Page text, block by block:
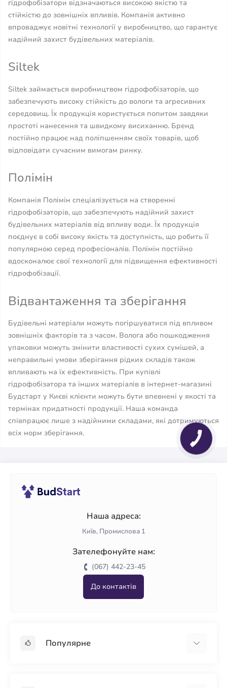
гідрофобізатори відзначаються високою якістю та
стійкістю до зовнішніх впливів. Компанія активно
впроваджує новітні технології у виробництво, що гарантує
надійний захист будівельних матеріалів.
Siltek
Siltek займається виробництвом гідрофобізаторів, що
забезпечують високу стійкість до вологи та агресивних
середовищ. Їх продукція користується попитом завдяки
простоті нанесення та швидкому висиханню. Бренд
постійно працює над поліпшенням своїх товарів, щоб
відповідати сучасним вимогам ринку.
Полімін
Компанія Полімін спеціалізується на створенні
гідрофобізаторів, що забезпечують надійний захист
будівельних матеріалів від впливу води. Їх продукція
поєднує в собі високу якість та доступність, що робить її
популярною серед професіоналів. Полімін постійно
вдосконалює свої технології для підвищення ефективності
гідрофобізації.
Відвантаження та зберігання
Будівельні матеріали можуть погіршуватися під впливом
зовнішніх факторів та з часом. Волога або пошкодження
упаковки можуть змінити властивості сухих сумішей, а
неправильні умови зберігання рідких складів також
впливають на їх ефективність. При купівлі
гідрофобізатора та інших матеріалів в інтернет-магазині
Будстарт у Києві клієнти можуть бути впевнені у якості та
термінах придатності продукції. Наша команда
співпрацює лише з надійними складами, які дотримуються
всіх норм зберігання.
Наша адреса:
Київ, Промислова 1
Зателефонуйте нам:
(067) 442-23-45
До контактів
Популярне